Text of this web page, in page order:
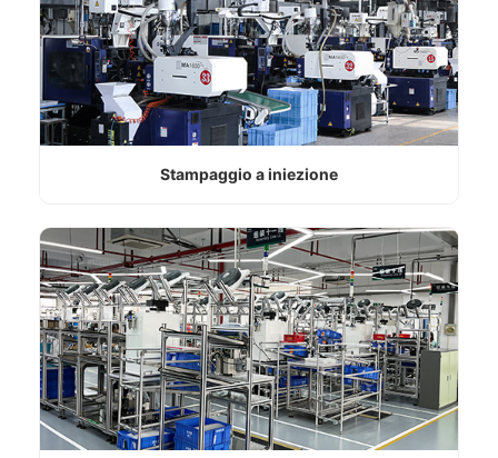
Stampaggio a iniezione